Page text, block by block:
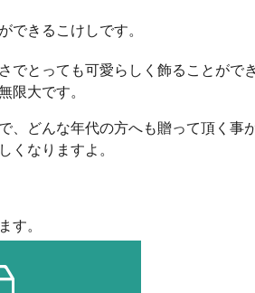
できるこけしです。
でとっても可愛らしく飾ることがで
限大です。
、どんな年代の方へも贈って頂く事
くなりますよ。
す。